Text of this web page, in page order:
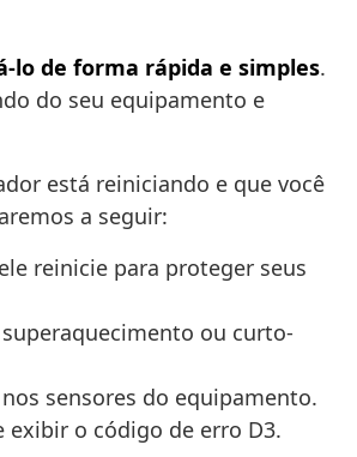
lo de forma rápida e simples.
do seu equipamento e
está reiniciando e que você
a seguir:
reinicie para proteger seus
ou curto-
sensores do equipamento.
o código de erro D3.